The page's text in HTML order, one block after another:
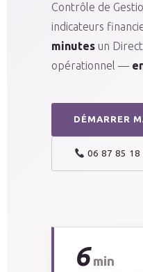
Contrôle de
indicateurs
minutes un
opérationnel —
DÉMARRER
06 87 85 18
6min